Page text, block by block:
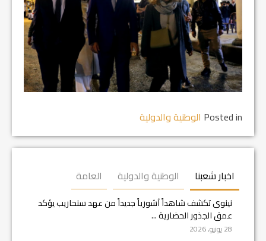
Posted in الوطنية والدولية
اخبار شعبنا الوطنية والدولية العامة
نينوى تكشف شاهداً آشورياً جديداً من عهد سنحاريب يؤكد
عمق الجذور الحضارية ...
28 يونيو, 2026